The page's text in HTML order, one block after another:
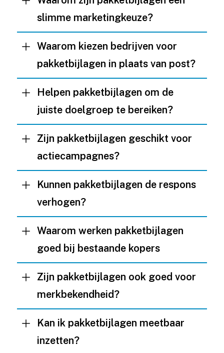
slimme marketingkeuze?
Waarom kiezen bedrijven voor
pakketbijlagen in plaats van post?
Helpen pakketbijlagen om de
juiste doelgroep te bereiken?
Zijn pakketbijlagen geschikt voor
actiecampagnes?
Kunnen pakketbijlagen de respons
verhogen?
Waarom werken pakketbijlagen
goed bij bestaande kopers
Zijn pakketbijlagen ook goed voor
merkbekendheid?
Kan ik pakketbijlagen meetbaar
inzetten?